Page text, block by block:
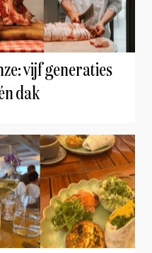
vijf generaties
dak